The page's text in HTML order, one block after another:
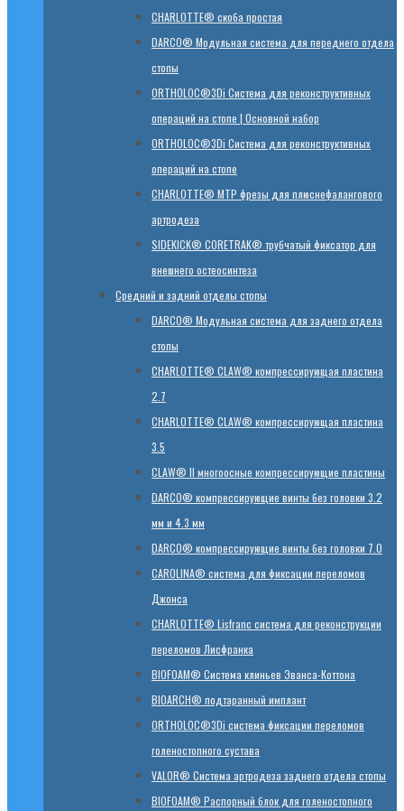
CHARLOTTE® скоба простая
DARCO® Модульная система для переднего отдела
стопы
ORTHOLOC®3Di Система для реконструктивных
операций на стопе | Основной набор
ORTHOLOC®3Di Система для реконструктивных
операций на стопе
CHARLOTTE® MTP фрезы для плюснефалангового
артродеза
SIDEKICK® CORETRAK® трубчатый фиксатор для
внешнего остеосинтеза
Средний и задний отделы стопы
DARCO® Модульная система для заднего отдела
стопы
CHARLOTTE® CLAW® компрессирующая пластина
2.7
CHARLOTTE® CLAW® компрессирующая пластина
3.5
CLAW® II многоосные компрессирующие пластины
DARCO® компрессирующие винты без головки 3.2
мм и 4.3 мм
DARCO® компрессирующие винты без головки 7.0
CAROLINA® система для фиксации переломов
Джонса
CHARLOTTE® Lisfranc система для реконструкции
переломов Лисфранка
BIOFOAM® Система клиньев Эванса-Коттона
BIOARCH® подтаранный имплант
ORTHOLOC®3Di система фиксации переломов
голеностопного сустава
VALOR® Система артродеза заднего отдела стопы
BIOFOAM® Распорный блок для голеностопного